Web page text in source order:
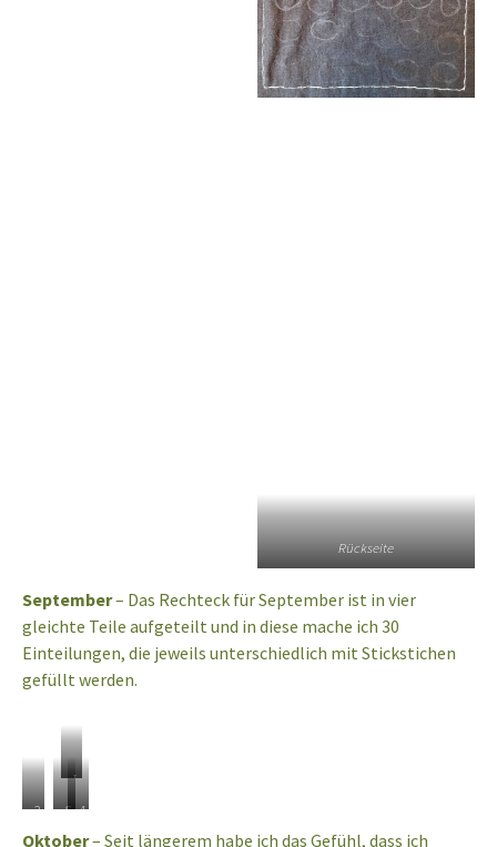
gleichte Teile aufgeteilt und in diese mache ich 30
Einteilungen, die jeweils unterschiedlich mit Stickstichen
gefüllt werden.